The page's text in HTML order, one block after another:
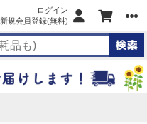
ログイン
新規会員登録(無料)